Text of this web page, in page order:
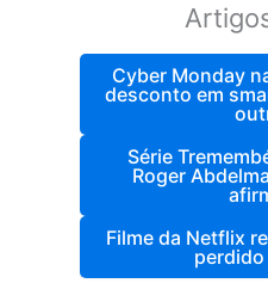
Cyber Monday
desconto em
Série
Roger
Filme da Netflix